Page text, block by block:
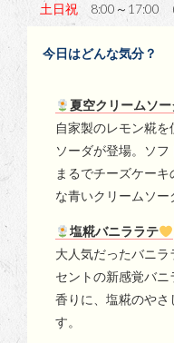
土日祝 8:00～17:00
今日はどんな気分？
夏空クリームソー
自家製のレモン糀
ソーダが登場。ソフ
まるでチーズケー
な青いクリームソー
塩糀バニララテ
大人気だったバニ
セントの新感覚バ
香りに、塩糀のや
す。